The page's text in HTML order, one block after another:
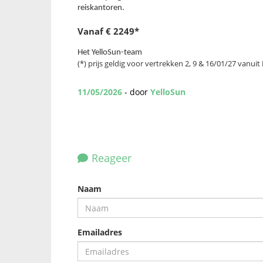
reiskantoren.
Vanaf € 2249*
Het YelloSun-team
(*) prijs geldig voor vertrekken 2, 9 & 16/01/27 vanuit
11/05/2026 - door YelloSun
Reageer
Naam
Emailadres